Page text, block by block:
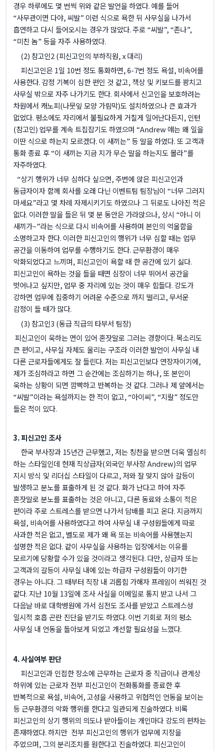
경우 하루에도 몇 번씩 위와 같은 발언을 하였다. 예를 들어
“사무관이면 다야, 씨발” 이런 식으로 욕한 뒤 사무실을 나가서
흡연하고 다시 들어오시는 경우가 많았다.주로“씨발”, “존나”,
“미친 놈” 등을 자주 사용하였다.
(2) 참고인2 (피신고인의 부하직원, x대리)
피신고인은 1일 10번 정도 통화하면, 6-7번 정도 욕설, 비속어를
사용한다. 감정 기복이 심한 편인 것 같고, 책상 및 키보드를 꽝치고
사무실 밖으로 자주 나가기도 한다. 회사에서 신고인을 보호하려는
차원에서 캐노피(나뭇잎 모양 가림막)도 설치하였으나 큰 효과가
없었다. 평소에도 자리에서 불필요하게 거칠게 일어난다든지, 인턴
(참고인) 업무를 계속 트집잡기도 하였으며“Andrew얘는 왜 일을
이딴 식으로 하는지 모르겠다. 이 새끼는” 등 말을 하였다.또 고객과
통화 종료 후“이 새끼는 지금 지가 무슨 말을 하는지도 몰라”를
자주하였다.
“상기 행위가 너무 심하다 싶으면,주변에 앉은 피신고인과
동급자이자 함께 회사를 오래 다닌 이벤트팀 팀장님이“너무 그러지
마세요”라고 몇 차례 자제시키기도 하였으나 그 뒤로도 나아진 적은
없다. 이러한 말을 들은 뒤 몇 분 동안은 가라앉으나, 상시“아니 이
새끼가~”라는 식으로 다시 비속어를 사용하며 본인의 억울함을
소명하고자 한다. 이러한 피신고인의 행위가 너무 심할 때는 업무
공간을 이동하여 업무를 수행하기도 한다. 근무환경이 매우
악화되었다고 느끼며, 피신고인이 욕할 때 한 공간에 있기 싫다.
피신고인이 욕하는 것을 들을 때면 심장이 너무 뛰어서 공간을
벗어나고 싶지만, 업무 중 자리에 있는 것이 매우 힘들다. 강도가
강하면 업무에 집중하기 어려운 수준으로 까지 떨리고,무서운
감정이 들 때가 많다.
(3) 참고인3 (동급 직급의 타부서 팀장)
피신고인이 욱하는 면이 있어 혼잣말로 그러는 경향이다.목소리도
큰 편이고,사무실 자체도 울리는 구조라 이러한 발언이 사무실 내
다른 근로자들에게도 잘 들린다.저는 피신고인보다 연장자이기에,
제가 조심하라고 하면 그 순간에는 조심하기는 하나,또 본인이
욱하는 상황이 되면 깜빡하고 반복하는 것 같다. 그러나 제 앞에서는
“씨발”이라는 욕설까지는 한 적이 없고, “아이씨”, “지랄” 정도만
들은 적이 있다.
3.피신고인 조사
한국 부사장과 15년간 근무했고,저는 칭찬을 받으면 더욱 열심히
하는 스타일인데 현재 직상급자(외국인 부사장Andrew)의 업무
지시 방식 및 리더십 스타일이 다르고,저와 잘 맞지 않아 갈등이
발생하고 분노를 표출하게 된 것 같다.화가 난다고 하여 자주
혼잣말로 분노를 표출하는 것은 아니고, 다른 동료와 소통이 적은
편이라 주로 스트레스를 받으면 나가서 담배를 피고 온다.지금까지
욕설, 비속어를 사용하였다고 하여 사무실 내 구성원들에게 따로
사과한 적은 없고, 별도로 제가 왜 욕 또는 비속어를 사용했는지
설명한 적은 없다.같이 사무실을 사용하는 입장에서는 이유를
모르기에 당황할 수가 있을 것이라고 생각된다. 다만, 상급자 또는
고객과의 갈등이 사무실 내에 있는 하급자 구성원들이 야기한
경우는 아니다. 그 때부터 직장 내 괴롭힘 가해자 프레임이 씌워진 것
같다.지난 10월 13일에 조사 사실을 이메일로 통지 받고 나서 그
다음날 바로 대학병원에 가서 심전도 조사를 받았고 스트레스성
일시적 호흡 곤란 진단을 받기도 하였다. 이번 기회로 저의 평소
사무실 내 언동을 돌아보게 되었고 개선할 필요성을 느꼈다.
4.사실여부 판단
피신고인과 인접한 장소에 근무하는 근로자 중 직급이나 관계상
하위에 있는 근로자 전부 피신고인이 전화통화를 종료한 후
반복적으로 욕설, 비속어,고성을 사용하고 위협적인 언동을 보이는
등 근무환경의 악화 행위를 한다고 일관되게 진술하였다. 비록
피신고인의 상기 행위의 의도나 받아들이는 개인마다 강도의 편차는
존재하였다.하지만 전부 피신고인의 행위가 업무에 지장을
주었으며, 그의 분리조치를 원한다고 진술하였다. 피신고인이